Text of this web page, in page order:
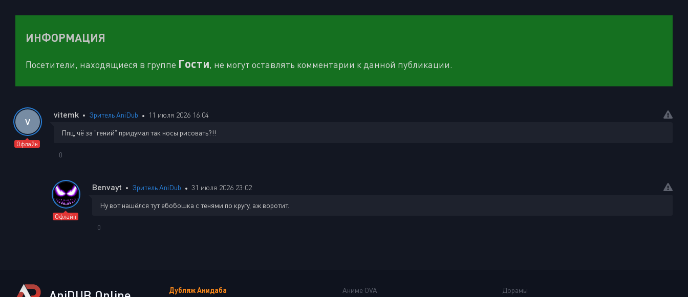
ИНФОРМАЦИЯ
Посетители, находящиеся в группе Гости, не могут оставлять комментарии к данной публикации.
V
Офлайн
vitemk Зритель AniDub 11 июля 2026 16:04
Ппц, чё за "гений" придумал так носы рисовать?!!
0
Офлайн
Benvayt Зритель AniDub 31 июля 2026 23:02
Ну вот нашёлся тут ебобошка с тенями по кругу, аж воротит.
0
Дубляж Анидаба Аниме OVA Дорамы